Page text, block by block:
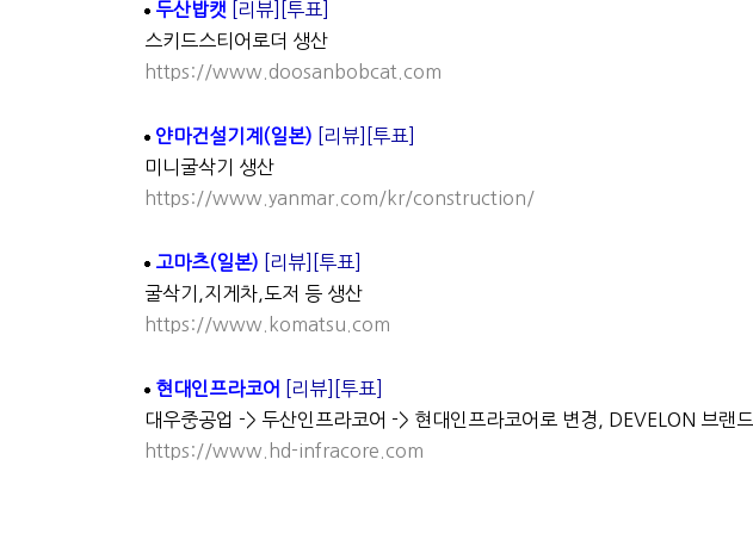
두산밥캣 [리뷰]
[투표]
스키드스티어로더 생산
https://www.doosanbobcat.com
얀마건설기계(일본) [리뷰]
[투표]
미니굴삭기 생산
https://www.yanmar.com/kr/construction/
고마츠(일본) [리뷰]
[투표]
굴삭기,지게차,도저 등 생산
https://www.komatsu.com
현대인프라코어 [리뷰]
[투표]
대우중공업 -> 두산인프라코어 -> 현대인프라코어로 변경, DEVELON 브랜드
https://www.hd-infracore.com